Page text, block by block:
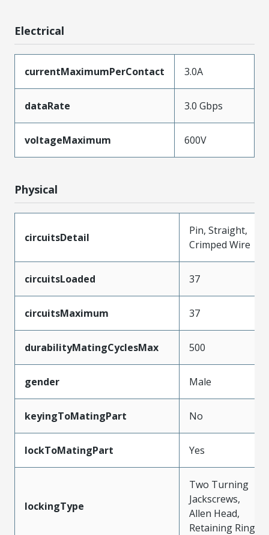
Electrical
currentMaximumPerContact 3.0A
dataRate 3.0 Gbps
voltageMaximum 600V
Physical
circuitsDetail
Pin, Straight,
Crimped Wire
circuitsLoaded 37
circuitsMaximum 37
durabilityMatingCyclesMax 500
gender Male
keyingToMatingPart No
lockToMatingPart Yes
lockingType
Two Turning
Jackscrews,
Allen Head,
Retaining Ring